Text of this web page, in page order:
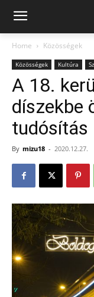
Home Közösségek
Közösségek Kultúra
A 18.
díszekbe
tudósítás
By mizu18 - 2020.12.27.